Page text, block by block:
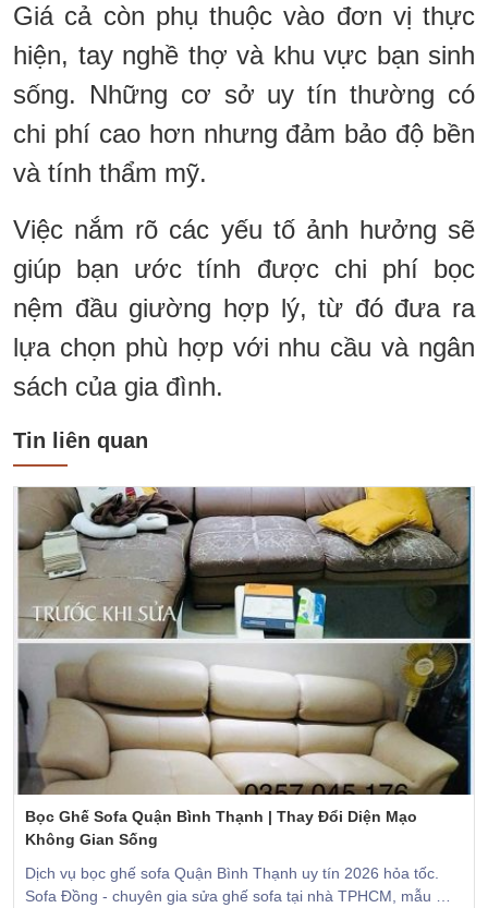
Giá cả còn phụ thuộc vào đơn vị thực
hiện, tay nghề thợ và khu vực bạn sinh
sống. Những cơ sở uy tín thường có
chi phí cao hơn nhưng đảm bảo độ bền
và tính thẩm mỹ.
Việc nắm rõ các yếu tố ảnh hưởng sẽ
giúp bạn ước tính được chi phí bọc
nệm đầu giường hợp lý, từ đó đưa ra
lựa chọn phù hợp với nhu cầu và ngân
sách của gia đình.
Tin liên quan
Bọc Ghế Sofa Quận Bình Thạnh | Thay Đổi Diện Mạo
Không Gian Sống
Dịch vụ bọc ghế sofa Quận Bình Thạnh uy tín 2026 hỏa tốc.
Sofa Đồng - chuyên gia sửa ghế sofa tại nhà TPHCM, mẫu mã